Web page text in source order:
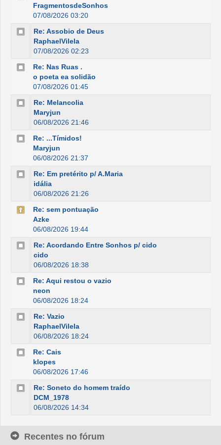
FragmentosdeSonhos
07/08/2026 03:20
Re: Assobio de Deus
RaphaelVilela
07/08/2026 02:23
Re: Nas Ruas .
o poeta ea solidão
07/08/2026 01:45
Re: Melancolia
Maryjun
06/08/2026 21:46
Re: ...Tímidos!
Maryjun
06/08/2026 21:37
Re: Em pretérito p/ A.Maria
idália
06/08/2026 21:26
Re: sem pontuação
Azke
06/08/2026 19:44
Re: Acordando Entre Sonhos p/ cido
cido
06/08/2026 18:38
Re: Aqui restou o vazio
neon
06/08/2026 18:24
Re: Vazio
RaphaelVilela
06/08/2026 18:24
Re: Cais
klopes
06/08/2026 17:46
Re: Soneto do homem traído
DCM_1978
06/08/2026 14:34
Recentes no fórum